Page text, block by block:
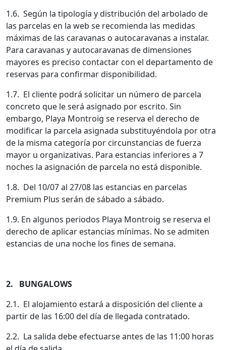
1.6. Según la tipología y distribución del arbolado de
las parcelas en la web se recomienda las medidas
máximas de las caravanas o autocaravanas a instalar.
Para caravanas y autocaravanas de dimensiones
mayores es preciso contactar con el departamento de
reservas para confirmar disponibilidad.
1.7. El cliente podrá solicitar un número de parcela
concreto que le será asignado por escrito. Sin
embargo, Playa Montroig se reserva el derecho de
modificar la parcela asignada substituyéndola por otra
de la misma categoría por circunstancias de fuerza
mayor u organizativas. Para estancias inferiores a 7
noches la asignación de parcela no está disponible.
1.8. Del 10/07 al 27/08 las estancias en parcelas
Premium Plus serán de sábado a sábado.
1.9. En algunos periodos Playa Montroig se reserva el
derecho de aplicar estancias mínimas. No se admiten
estancias de una noche los fines de semana.
2. BUNGALOWS
2.1. El alojamiento estará a disposición del cliente a
partir de las 16:00 del día de llegada contratado.
2.2. La salida debe efectuarse antes de las 11:00 horas